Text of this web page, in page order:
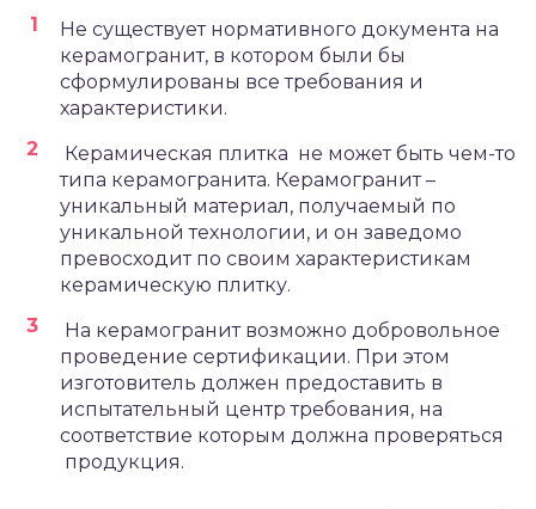
Не существует нормативного документа на
керамогранит, в котором были бы
сформулированы все требования и
характеристики.
Керамическая плитка не может быть чем-то
типа керамогранита. Керамогранит –
уникальный материал, получаемый по
уникальной технологии, и он заведомо
превосходит по своим характеристикам
керамическую плитку.
На керамогранит возможно добровольное
проведение сертификации. При этом
изготовитель должен предоставить в
испытательный центр требования, на
соответствие которым должна проверяться
продукция.